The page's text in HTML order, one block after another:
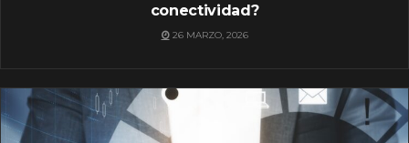
conectividad?
26 MARZO, 2026